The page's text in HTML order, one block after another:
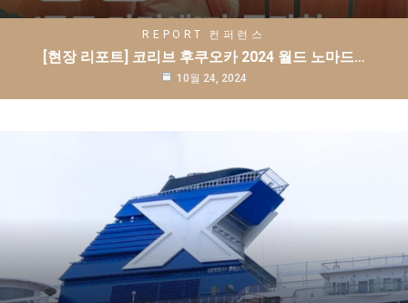
REPORT 컨퍼런스
[현장 리포트] 코리브 후쿠오카 2024 월드 노마드…
10월 24, 2024